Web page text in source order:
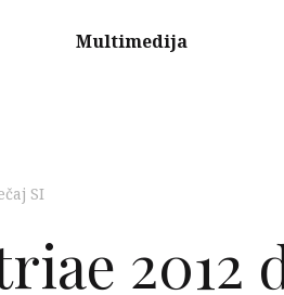
Multimedija
SI
2012